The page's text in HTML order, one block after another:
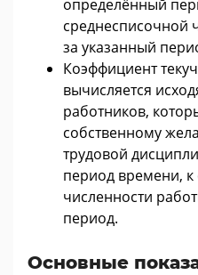
определённый
среднесписочной
за указанный
Коэффициент
вычисляется
работников,
собственному
трудовой
период времени,
численности
период.
Основные